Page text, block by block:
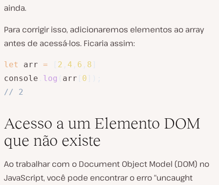
ainda.
Para corrigir isso, adicionaremos elementos ao array
antes de acessá-los. Ficaria assim:
let arr = 2 4 6 8
console
log arr 0
// 2
Acesso a um Elemento DOM
que não existe
Ao trabalhar com o Document Object Model (DOM) no
JavaScript, você pode encontrar o erro “uncaught